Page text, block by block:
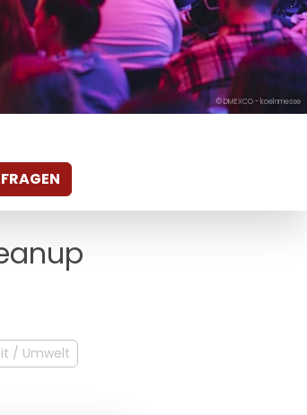
© DMEXCO - koelnmesse
/ Umwelt